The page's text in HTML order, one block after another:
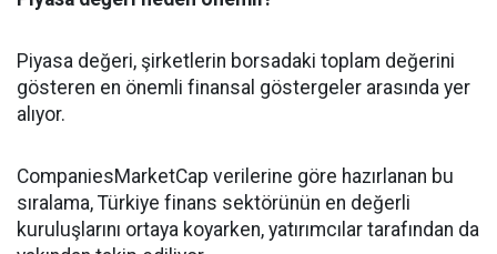
Piyasa değeri, şirketlerin borsadaki toplam değerini
gösteren en önemli finansal göstergeler arasında yer
alıyor.
CompaniesMarketCap verilerine göre hazırlanan bu
sıralama, Türkiye finans sektörünün en değerli
kuruluşlarını ortaya koyarken, yatırımcılar tarafından da